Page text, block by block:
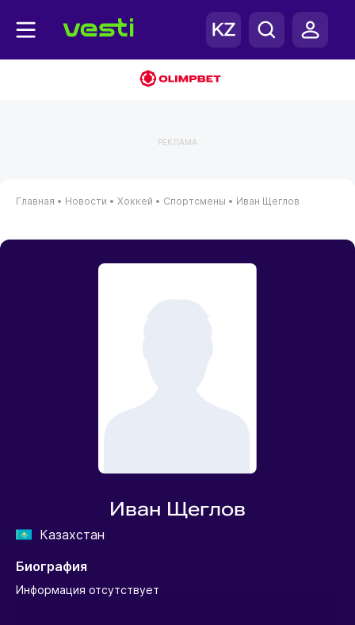
РЕКЛАМА
Главная • Новости • Хоккей • Спортсмены • Иван Щеглов
Иван Щеглов
Казахстан
Биография
Информация отсутствует